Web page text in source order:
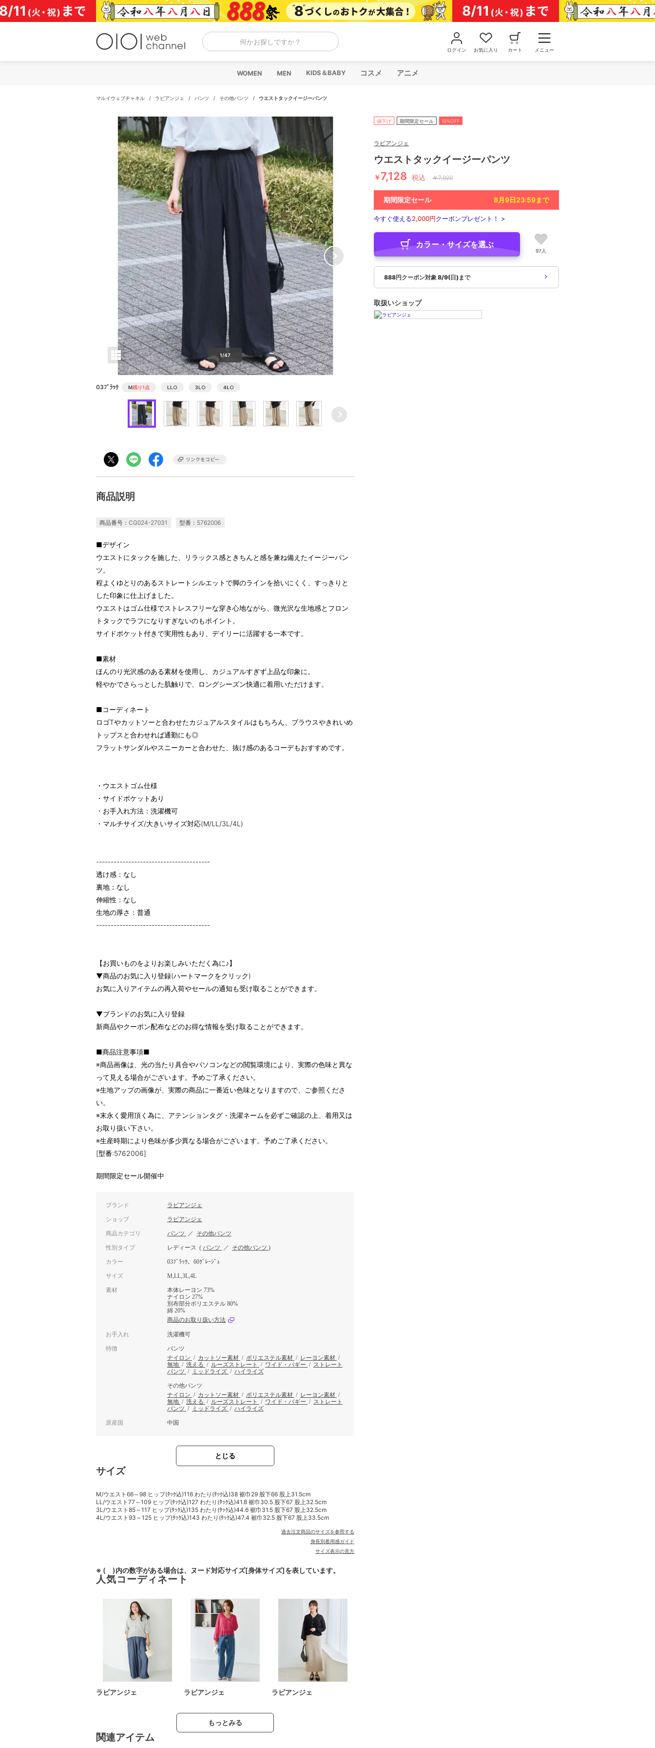
コ
ン
テ
何かお探しですか？
ログイン お気に入り カート メニュー
WOMEN MEN KIDS＆BABY コスメ アニメ
マルイウェブチャネル / ラビアンジェ / パンツ / その他パンツ / ウエストタックイージーパンツ
1/47
03ﾌﾞﾗｯｸ M残り1点 LL ○ 3L ○ 4L ○
商品説明
商品番号：CG024-27031 型番：5762006
■デザイン
ウエストにタックを施した、リラックス感ときちんと感を兼ね備えたイージーパン
ツ。
程よくゆとりのあるストレートシルエットで脚のラインを拾いにくく、すっきりと
した印象に仕上げました。
ウエストはゴム仕様でストレスフリーな穿き心地ながら、微光沢な生地感とフロン
トタックでラフになりすぎないのもポイント。
サイドポケット付きで実用性もあり、デイリーに活躍する一本です。
■素材
ほんのり光沢感のある素材を使用し、カジュアルすぎず上品な印象に。
軽やかでさらっとした肌触りで、ロングシーズン快適に着用いただけます。
■コーディネート
ロゴTやカットソーと合わせたカジュアルスタイルはもちろん、ブラウスやきれいめ
トップスと合わせれば通勤にも◎
フラットサンダルやスニーカーと合わせた、抜け感のあるコーデもおすすめです。
・ウエストゴム仕様
・サイドポケットあり
・お手入れ方法：洗濯機可
・マルチサイズ/大きいサイズ対応(M/LL/3L/4L)
---------------------------------------
透け感：なし
裏地：なし
伸縮性：なし
生地の厚さ：普通
---------------------------------------
【お買いものをよりお楽しみいただく為に♪】
▼商品のお気に入り登録(ハートマークをクリック)
お気に入りアイテムの再入荷やセールの通知も受け取ることができます。
▼ブランドのお気に入り登録
新商品やクーポン配布などのお得な情報を受け取ることができます。
■商品注意事項■
※商品画像は、光の当たり具合やパソコンなどの閲覧環境により、実際の色味と異な
って見える場合がございます。予めご了承ください。
※生地アップの画像が、実際の商品に一番近い色味となりますので、ご参照くださ
い。
※末永く愛用頂く為に、アテンションタグ・洗濯ネームを必ずご確認の上、着用又は
お取り扱い下さい。
※生産時期により色味が多少異なる場合がございます。予めご了承ください。
[型番:5762006]
期間限定セール開催中
ブランド ラビアンジェ
ショップ ラビアンジェ
商品カテゴリ パンツ ／ その他パンツ
性別タイプ レディース ( パンツ ／ その他パンツ )
カラー 03ﾌﾞﾗｯｸ、60ｸﾞﾚｰｼﾞｭ
サイズ M,LL,3L,4L
素材
本体レーヨン 73%
ナイロン 27%
別布部分ポリエステル 80%
綿 20%
商品のお取り扱い方法
お手入れ 洗濯機可
特徴
パンツ
ナイロン / カットソー素材 / ポリエステル素材 / レーヨン素材 /
無地 / 洗える / ルーズストレート / ワイド・バギー / ストレート
パンツ / ミッドライズ / ハイライズ
その他パンツ
ナイロン / カットソー素材 / ポリエステル素材 / レーヨン素材 /
無地 / 洗える / ルーズストレート / ワイド・バギー / ストレート
パンツ / ミッドライズ / ハイライズ
原産国 中国
とじる
サイズ
M/ウエスト66～98 ヒップ(ﾀｯｸ込)116 わたり(ﾀｯｸ込)38 裾巾29 股下66 股上31.5cm
LL/ウエスト77～109 ヒップ(ﾀｯｸ込)127 わたり(ﾀｯｸ込)41.8 裾巾30.5 股下67 股上32.5cm
3L/ウエスト85～117 ヒップ(ﾀｯｸ込)135 わたり(ﾀｯｸ込)44.6 裾巾31.5 股下67 股上32.5cm
4L/ウエスト93～125 ヒップ(ﾀｯｸ込)143 わたり(ﾀｯｸ込)47.4 裾巾32.5 股下67 股上33.5cm
過去注文商品のサイズを参照する
身長別着用感ガイド
サイズ表示の見方
※ ( )内の数字がある場合は、ヌード対応サイズ[身体サイズ]を表しています。
人気コーディネート
ラビアンジェ ラビアンジェ ラビアンジェ
もっとみる
関連アイテム
値下げ 期間限定セール 10%OFF
ラビアンジェ
ウエストタックイージーパンツ
￥7,128 税込 ￥7,920
期間限定セール 8月9日23:59まで
今すぐ使える2,000円クーポンプレゼント！ >
カラー・サイズを選ぶ
97人
888円クーポン対象 8/9(日)まで
取扱いショップ